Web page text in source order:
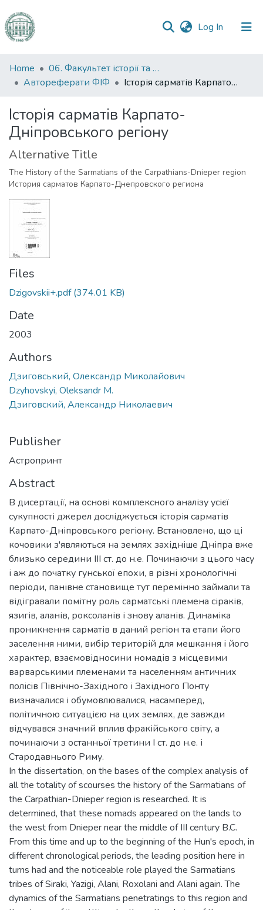
Log In (current)
Communities
&
All of DSpace
Statistics
Home
06. Факультет історії та філософії
Автореферати ФІФ
Історія сарматів Карпато-Дніпровського регіону
Історія сарматів Карпато-
Дніпровського регіону
Alternative Title
The History of the Sarmatians of the Carpathians-Dnieper region
История сарматов Карпато-Днепровского региона
Files
Dzigovskii+.pdf(374.01 KB)
Date
2003
Authors
Дзиговський, Олександр Миколайович
Dzyhovskyi, Oleksandr M.
Дзиговский, Александр Николаевич
Publisher
Астропринт
Abstract
В дисертації, на основі комплексного аналізу усієї
сукупності джерел досліджується історія сарматів
Карпато-Дніпровського регіону. Встановлено, що ці
кочовики з'являються на землях західніше Дніпра вже
близько середини III ст. до н.е. Починаючи з цього часу
і аж до початку гунської епохи, в різні хронологічні
періоди, панівне становище тут перемінно займали та
відігравали помітну роль сарматські племена сіраків,
язигів, аланів, роксоланів і знову аланів. Динаміка
проникнення сарматів в даний регіон та етапи його
заселення ними, вибір територій для мешкання і його
характер, взаємовідносини номадів з місцевими
варварськими племенами та населенням античних
полісів Північно-Західного і Західного Понту
визначалися і обумовлювалися, насамперед,
політичною ситуацією на цих землях, де завжди
відчувався значний вплив фракійського світу, а
починаючи з останньої третини І ст. до н.е. і
Стародавнього Риму.
In the dissertation, on the bases of the complex analysis of
all the totality of scourses the history of the Sarmatians of
the Carpathian-Dnieper region is researched. It is
determined, that these nomads appeared on the lands to
the west from Dnieper near the middle of III century B.C.
From this time and up to the beginning of the Hun's epoch, in
different chronological periods, the leading position here in
turns had and the noticeable role played the Sarmatians
tribes of Siraki, Yazigi, Alani, Roxolani and Alani again. The
dynamics of the Sarmatians penetratings to this region and